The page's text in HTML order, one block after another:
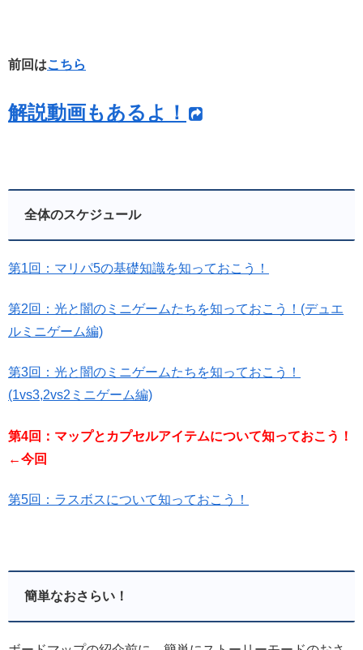
前回はこちら
解説動画もあるよ！
全体のスケジュール
第1回：マリパ5の基礎知識を知っておこう！
第2回：光と闇のミニゲームたちを知っておこう！(デュエ
ルミニゲーム編)
第3回：光と闇のミニゲームたちを知っておこう！
(1vs3,2vs2ミニゲーム編)
第4回：マップとカプセルアイテムについて知っておこう！
←今回
第5回：ラスボスについて知っておこう！
簡単なおさらい！